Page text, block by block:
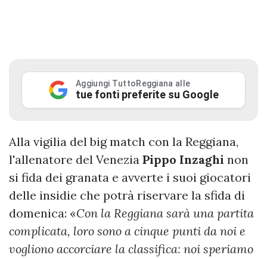
Aggiungi TuttoReggiana alle
tue fonti preferite su Google
Alla vigilia del big match con la Reggiana,
l'allenatore del Venezia Pippo Inzaghi non
si fida dei granata e avverte i suoi giocatori
delle insidie che potrà riservare la sfida di
domenica: «Con la Reggiana sarà una partita
complicata, loro sono a cinque punti da noi e
vogliono accorciare la classifica: noi speriamo